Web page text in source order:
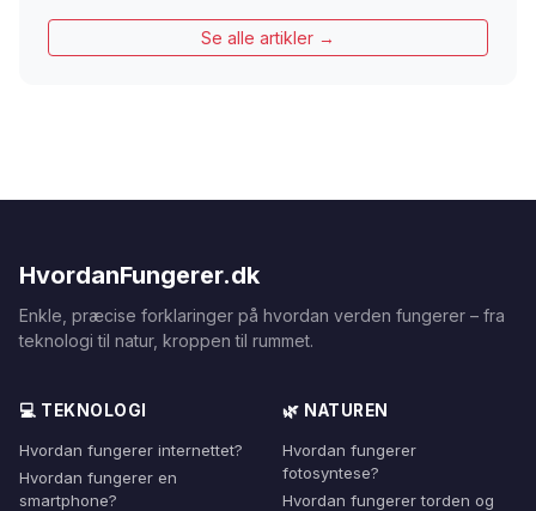
Se alle artikler →
HvordanFungerer.dk
Enkle, præcise forklaringer på hvordan verden fungerer – fra
teknologi til natur, kroppen til rummet.
💻 TEKNOLOGI
Hvordan fungerer internettet?
Hvordan fungerer en
smartphone?
🌿 NATUREN
Hvordan fungerer
fotosyntese?
Hvordan fungerer torden og